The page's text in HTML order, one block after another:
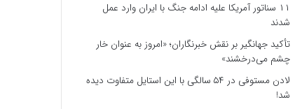
۱۱ سناتور آمریکا علیه ادامه جنگ با ایران وارد عمل
شدند
تأکید جهانگیر بر نقش خبرنگاران؛ «امروز به عنوان خار
چشم می‌درخشند»
لادن مستوفی در ۵۴ سالگی با این استایل متفاوت دیده
شد!